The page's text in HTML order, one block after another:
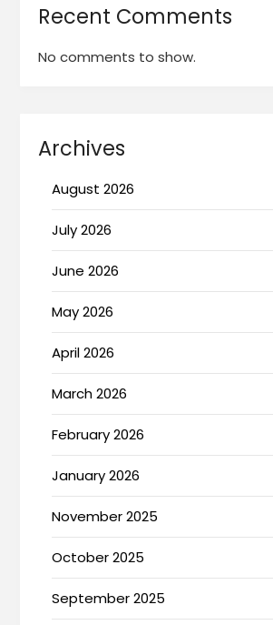
Recent Comments
No comments to show.
Archives
August 2026
July 2026
June 2026
May 2026
April 2026
March 2026
February 2026
January 2026
November 2025
October 2025
September 2025